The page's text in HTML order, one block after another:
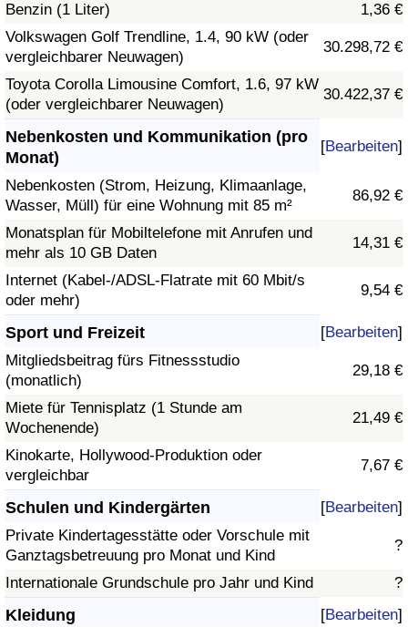
Benzin (1 Liter)
1,36 €
Volkswagen Golf Trendline, 1.4, 90 kW (oder
vergleichbarer Neuwagen)
30.298,72 €
Toyota Corolla Limousine Comfort, 1.6, 97 kW
(oder vergleichbarer Neuwagen)
30.422,37 €
Nebenkosten und Kommunikation (pro
Monat)
[Bearbeiten]
Nebenkosten (Strom, Heizung, Klimaanlage,
Wasser, Müll) für eine Wohnung mit 85 m²
86,92 €
Monatsplan für Mobiltelefone mit Anrufen und
mehr als 10 GB Daten
14,31 €
Internet (Kabel-/ADSL-Flatrate mit 60 Mbit/s
oder mehr)
9,54 €
Sport und Freizeit [Bearbeiten]
Mitgliedsbeitrag fürs Fitnessstudio
(monatlich)
29,18 €
Miete für Tennisplatz (1 Stunde am
Wochenende)
21,49 €
Kinokarte, Hollywood-Produktion oder
vergleichbar
7,67 €
Schulen und Kindergärten [Bearbeiten]
Private Kindertagesstätte oder Vorschule mit
Ganztagsbetreuung pro Monat und Kind
?
Internationale Grundschule pro Jahr und Kind ?
Kleidung [Bearbeiten]